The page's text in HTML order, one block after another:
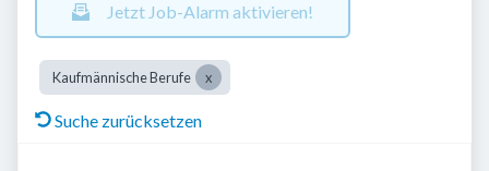
Jetzt Job-Alarm aktivieren!
Kaufmännische Berufe
Suche zurücksetzen